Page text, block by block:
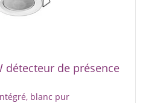
détecteur de présence
blanc pur